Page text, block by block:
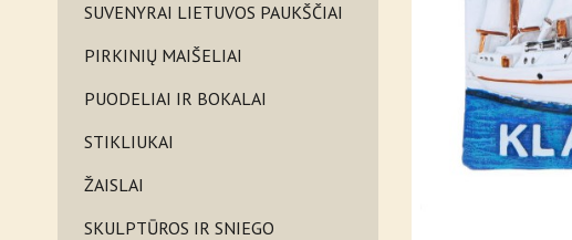
SUVENYRAI LIETUVOS PAUKŠČIAI
PIRKINIŲ MAIŠELIAI
PUODELIAI IR BOKALAI
STIKLIUKAI
ŽAISLAI
SKULPTŪROS IR SNIEGO